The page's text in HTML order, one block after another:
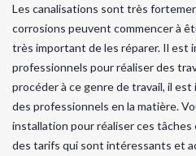
Les canalisations sont très
corrosions peuvent commencer à
très important de les réparer. Il est
professionnels pour réaliser des
procéder à ce genre de travail, il
des professionnels en la matière.
installation pour réaliser ces
des tarifs qui sont intéressants et